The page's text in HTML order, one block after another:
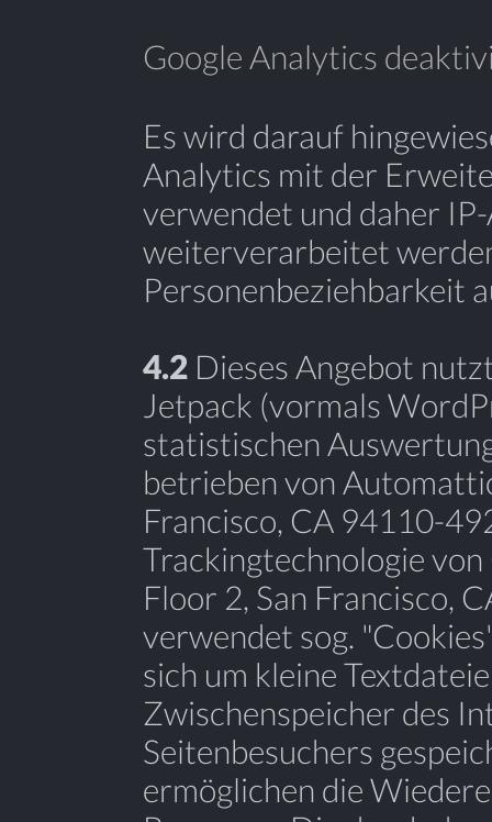
Google Analytics
Es wird darauf
Analytics mit der
verwendet und daher
weiterverarbeitet
Personenbeziehbarkeit
4.2 Dieses Angebot
Jetpack (vormals
statistischen
betrieben von
Francisco, CA 94110-
Trackingtechnologie
Floor 2, San Francisco,
verwendet sog.
sich um kleine
Zwischenspeicher des
Seitenbesuchers
ermöglichen die